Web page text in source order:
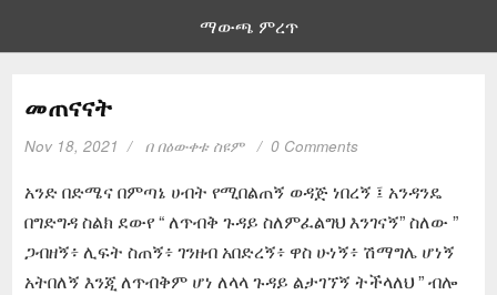
ማውጫ ምረጥ
መጠናናት
Nov 18, 2021 በበዕውቀቱ ስዩም 0 Comments
አንድ በድሜና በምጣኔ ሀብት የሚበልጠኝ ወዳጅ ነበረኝ ፤ አንዳንዴ
በግድግዳ ስልክ ደውየ “ ለጥብቅ ጉዳይ ስለምፈልግህ እንገናኝ” ስለው ”
ጋብዘኝ፥ ሊፍት ስጠኝ፥ ገንዘብ አበድረኝ፥ ዋስ ሁነኝ፥ ሽማግሌ ሆነኝ
አትበለኝ እንጂ ለጥብቅም ሆነ ለላላ ጉዳይ ልታገኘኝ ትችላለህ ” ብሎ